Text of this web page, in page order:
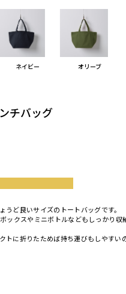
ネイビー オリーブ
チバッグ
ど良いサイズのトートバッグです。
ックスやミニボトルなどもしっかり収
トに折りたためば持ち運びもしやすい